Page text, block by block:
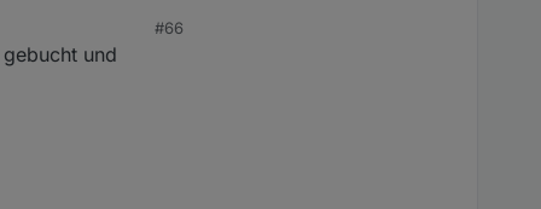
dieser nur kurz,
#66
und